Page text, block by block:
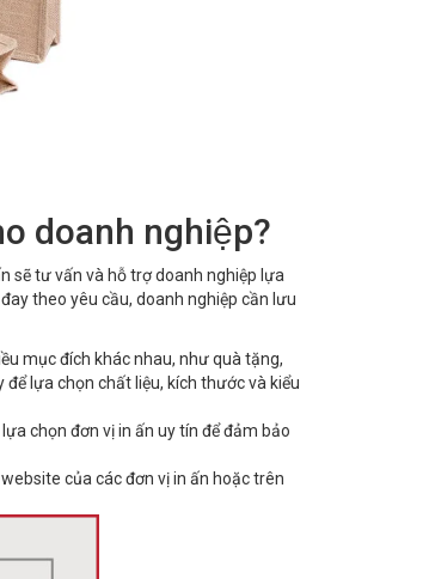
doanh nghiệp?
sẽ tư vấn và hỗ trợ doanh nghiệp lựa
theo yêu cầu, doanh nghiệp cần lưu
mục đích khác nhau, như quà tặng,
lựa chọn chất liệu, kích thước và kiểu
chọn đơn vị in ấn uy tín để đảm bảo
của các đơn vị in ấn hoặc trên